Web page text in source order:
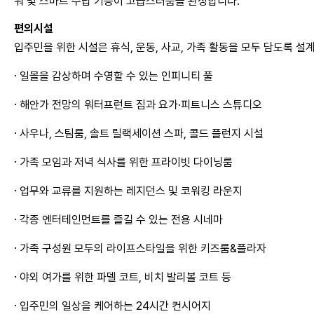
편의시설
입주민을 위한 시설은 휴식, 운동, 사교, 가족 활동을 모두 담도록 설
· 일몰을 감상하며 수영할 수 있는 인피니티 풀
· 해안가 전망의 워터프런트 짐과 요가·피트니스 스튜디오
· 사우나, 스팀룸, 솔트 릴랙세이션 스파, 콜드 플런지 시설
· 가족 모임과 저녁 식사를 위한 프라이빗 다이닝룸
· 업무와 교류를 지원하는 레지던스 및 코워킹 라운지
· 각종 엔터테인먼트를 즐길 수 있는 전용 시네마
· 가족 구성원 모두의 라이프스타일을 위한 키즈룸&플라자
· 야외 여가를 위한 파델 코트, 비치 발리볼 코트 등
· 입주민의 일상을 케어하는 24시간 컨시어지